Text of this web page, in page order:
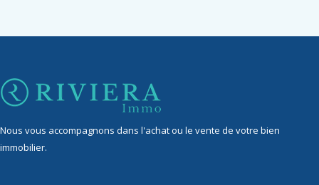
Nous vous accompagnons dans l'achat ou le vente de votre bien
immobilier.